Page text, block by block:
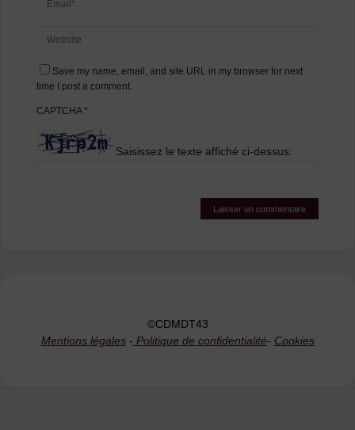
Save my name, email, and site URL in my browser for next
time I post a comment.
CAPTCHA*
Saisissez le texte affiché ci-dessus:
©CDMDT43
Mentions légales- Politique de confidentialité- Cookies